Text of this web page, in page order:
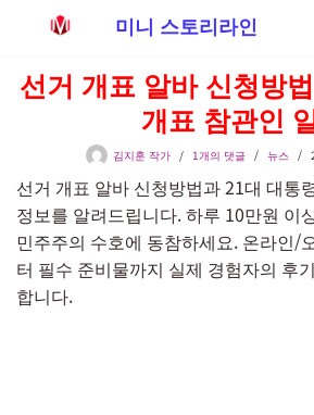
텐
너
뛰
기
미니 스토리라인
선거 개표 알바 신청방
개표 참관인
김지훈 작가 1개의 댓글 뉴스
선거 개표 알바 신청방법과 21대 대통
정보를 알려드립니다. 하루 10만원 이
민주주의 수호에 동참하세요. 온라인/
터 필수 준비물까지 실제 경험자의 후
합니다.